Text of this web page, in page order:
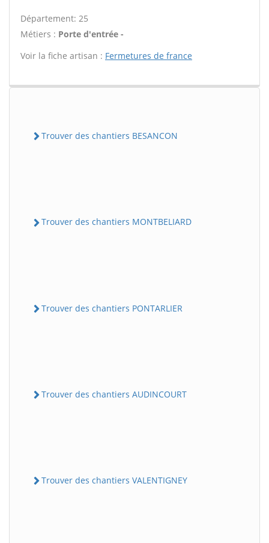
Département: 25
Métiers : Porte d'entrée -
Voir la fiche artisan : Fermetures de france
Trouver des chantiers BESANCON
Trouver des chantiers MONTBELIARD
Trouver des chantiers PONTARLIER
Trouver des chantiers AUDINCOURT
Trouver des chantiers VALENTIGNEY